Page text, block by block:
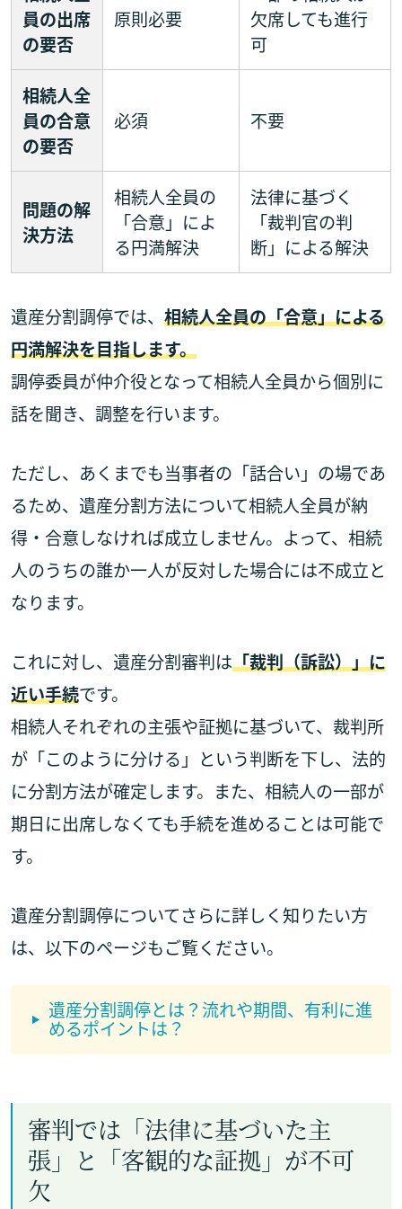
員の出席
の要否
原則必要
欠席しても進行
可
相続人全
員の合意
の要否
必須 不要
問題の解
決方法
相続人全員の
「合意」によ
る円満解決
法律に基づく
「裁判官の判
断」による解決
遺産分割調停では、 相続人全員の「合意」による
円満解決を目指します。
調停委員が仲介役となって相続人全員から個別に
話を聞き、調整を行います。
ただし、あくまでも当事者の「話合い」の場であ
るため、遺産分割方法について相続人全員が納
得・合意しなければ成立しません。よって、相続
人のうちの誰か一人が反対した場合には不成立と
なります。
これに対し、遺産分割審判は「裁判（訴訟）」に
近い手続です。
相続人それぞれの主張や証拠に基づいて、裁判所
が「このように分ける」という判断を下し、法的
に分割方法が確定します。また、相続人の一部が
期日に出席しなくても手続を進めることは可能で
す。
遺産分割調停についてさらに詳しく知りたい方
は、以下のページもご覧ください。
遺産分割調停とは？流れや期間、有利に進
めるポイントは？
審判では「法律に基づいた主
張」と「客観的な証拠」が不可
欠